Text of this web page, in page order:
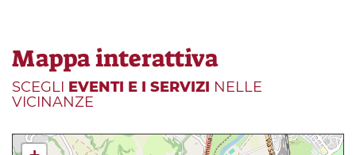
Mappa interattiva
SCEGLI EVENTI E I SERVIZI NELLE
VICINANZE